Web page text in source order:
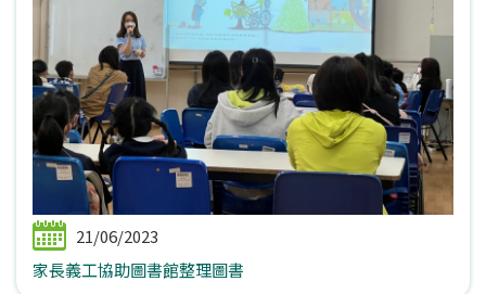
21/06/2023
家長義工協助圖書館整理圖書